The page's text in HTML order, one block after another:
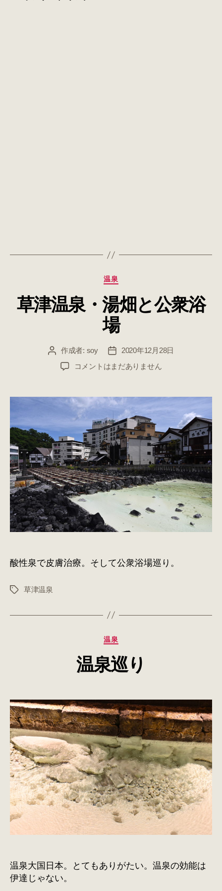
カ
ゴ
リ
ー
温泉
草津温泉・湯畑と公衆浴
場
投 作成者: soy
投
稿
日
2020年12月28日
草
泉・
湯
畑
公
衆
浴
場
へ
の
コメントはまだありません
酸性泉で皮膚治療。そして公衆浴場巡り。
タ
草津温泉
カ
ゴ
リ
温泉
温泉巡り
温泉大国日本。とてもありがたい。温泉の効能は
伊達じゃない。